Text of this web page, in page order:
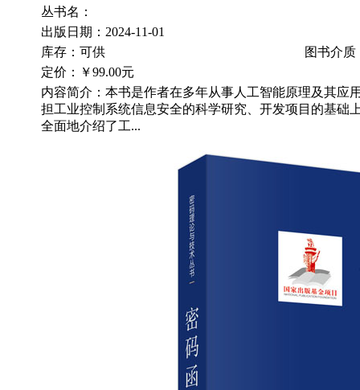
丛书名：
出版日期：2024-11-01
库存：可供
图书介质
定价：
￥99.00元
内容简介：本书是作者在多年从事人工智能原理及其应
担工业控制系统信息安全的科学研究、开发项目的基础
全面地介绍了工...